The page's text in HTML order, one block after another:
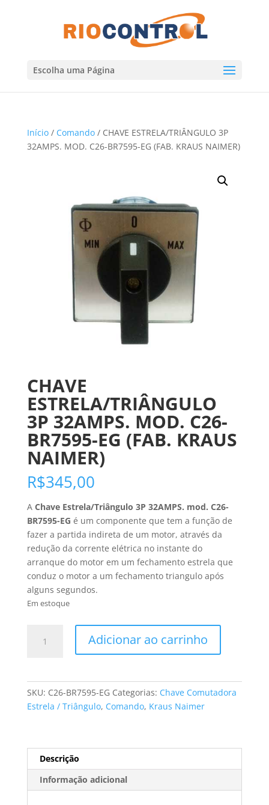
Escolha uma Página
Início/ Comando/ CHAVE ESTRELA/TRIÂNGULO 3P
32AMPS. MOD. C26-BR7595-EG (FAB. KRAUS NAIMER)
CHAVE
ESTRELA/TRIÂNGULO
3P 32AMPS. MOD. C26-
BR7595-EG (FAB. KRAUS
NAIMER)
R$345,00
AChave Estrela/Triângulo 3P 32AMPS. mod. C26-
BR7595-EG é um componente que tem a função de
fazer a partida indireta de um motor, através da
redução da corrente elétrica no instante do
arranque do motor em um fechamento estrela que
conduz o motor a um fechamento triangulo após
alguns segundos.
Em estoque
ESTRELA/TRIÂNGULO
KRAUS
NAIMER)
quantidade
Adicionar ao carrinho
SKU: C26-BR7595-EG Categorias: Chave Comutadora
Estrela / Triângulo, Comando, Kraus Naimer
Descrição
Informação adicional